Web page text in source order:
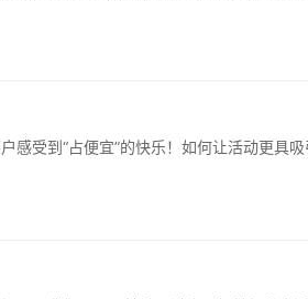
受到“占便宜”的快乐！如何让活动更具吸